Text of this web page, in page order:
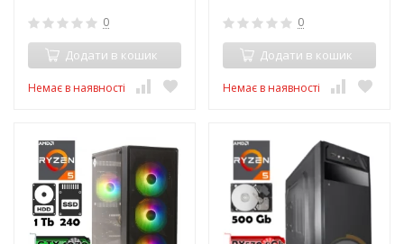
0
Додати в кошик
Немає в наявності
0
Додати в кошик
Немає в наявності